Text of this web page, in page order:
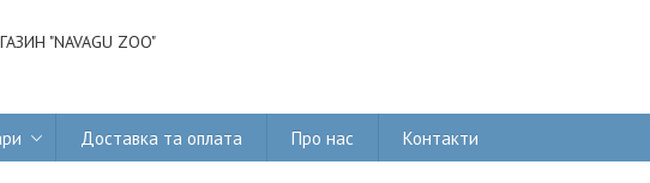
"NAVAGU ZOO"
Доставка та оплата Про нас Контакти